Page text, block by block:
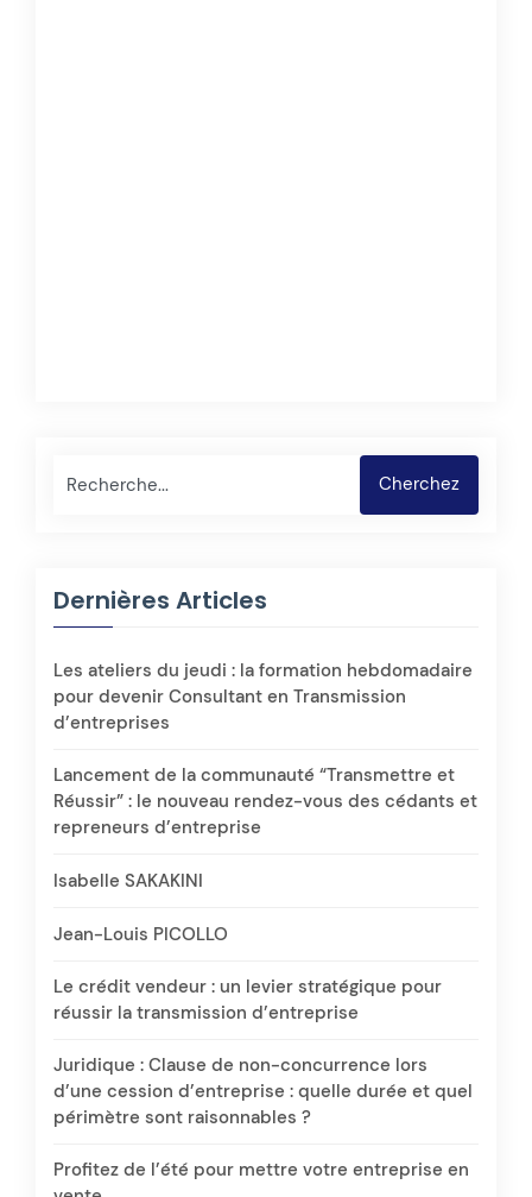
Cherchez
Dernières Articles
Les ateliers du jeudi : la formation hebdomadaire
pour devenir Consultant en Transmission
d’entreprises
Lancement de la communauté “Transmettre et
Réussir” : le nouveau rendez-vous des cédants et
repreneurs d’entreprise
Isabelle SAKAKINI
Jean-Louis PICOLLO
Le crédit vendeur : un levier stratégique pour
réussir la transmission d’entreprise
Juridique : Clause de non-concurrence lors
d’une cession d’entreprise : quelle durée et quel
périmètre sont raisonnables ?
Profitez de l’été pour mettre votre entreprise en